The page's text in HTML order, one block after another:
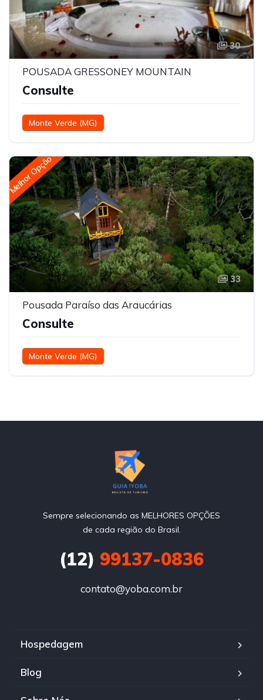
30
POUSADA GRESSONEY MOUNTAIN
Consulte
Monte Verde (MG)
Melhor Opção
33
Pousada Paraíso das Araucárias
Consulte
Monte Verde (MG)
Sempre selecionando as MELHORES OPÇÕES
de cada região do Brasil.
(12) 99137-0836
contato@yoba.com.br
Hospedagem
Blog